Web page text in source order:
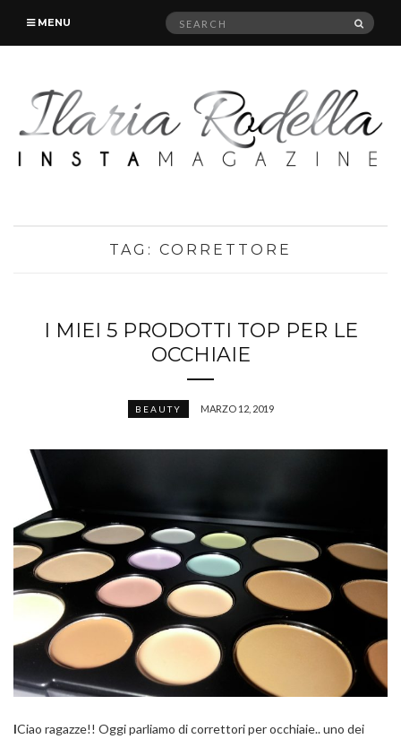
MENU
Search
TAG: CORRETTORE
I MIEI 5 PRODOTTI TOP PER LE
OCCHIAIE
BEAUTY MARZO 12, 2019
ICiao ragazze!! Oggi parliamo di correttori per occhiaie.. uno dei